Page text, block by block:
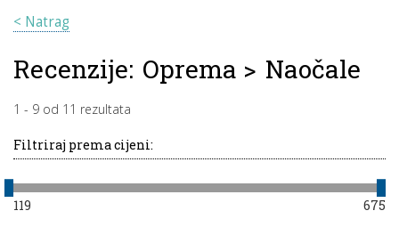
< Natrag
Recenzije: Oprema > Naočale
1 - 9 od 11 rezultata
Filtriraj prema cijeni:
119 675